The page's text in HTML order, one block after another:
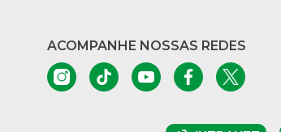
ACOMPANHE NOSSAS REDES